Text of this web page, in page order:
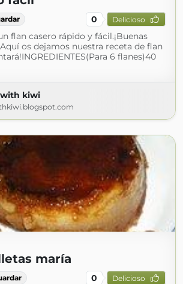
0 Delicioso
flan casero rápido y fácil.¡Buenas
os dejamos nuestra receta de flan
6 flanes)40
kiwi
maría
0 Delicioso